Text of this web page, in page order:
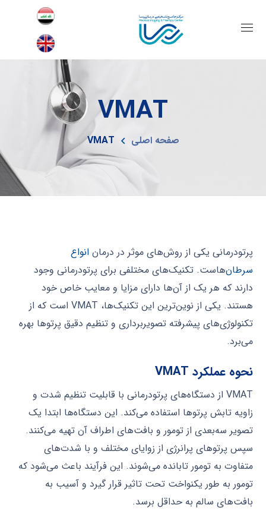
VMAT
صفحه اصلی VMAT
پرتودرمانی یکی از روش‌های موثر در درمانانواع
سرطان‌هاست. تکنیک‌های مختلفی برای پرتودرمانی وجود
دارند که هر یک از آن‌ها دارای مزایا و معایب خاص خود
هستند. یکی از نوین‌ترین این تکنیک‌ها، VMAT است که از
تکنولوژی‌های پیشرفته تصویربرداری و تنظیم دقیق پرتوها بهره
می‌برد.
نحوه عملکرد VMAT
VMAT از دستگاه‌های پرتودرمانی با قابلیت تنظیم شدت و
زاویه تابش پرتوها استفاده می‌کند. این دستگاه‌ها ابتدا یک
تصویر سه‌بعدی از تومور و بافت‌های اطراف آن تهیه می‌کنند.
سپس پرتوهای پرانرژی از زوایای مختلف و با شدت‌های
متفاوت به تومور تابانده می‌شوند. این فرآیند باعث می‌شود که
تومور به طور یکنواخت تحت تاثیر قرار گیرد و آسیب به
بافت‌های سالم به حداقل برسد.